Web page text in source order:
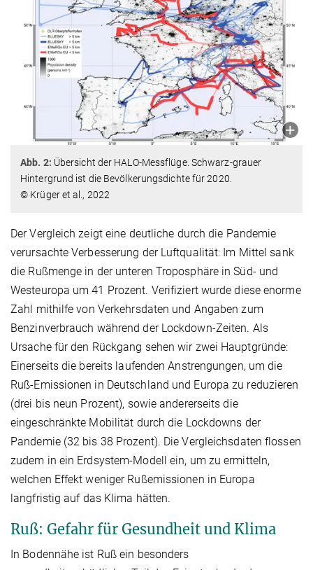
Abb. 2: Übersicht der HALO-Messflüge. Schwarz-grauer
Hintergrund ist die Bevölkerungsdichte für 2020.
© Krüger et al., 2022
Der Vergleich zeigt eine deutliche durch die Pandemie
verursachte Verbesserung der Luftqualität: Im Mittel sank
die Rußmenge in der unteren Troposphäre in Süd- und
Westeuropa um 41 Prozent. Verifiziert wurde diese enorme
Zahl mithilfe von Verkehrsdaten und Angaben zum
Benzinverbrauch während der Lockdown-Zeiten. Als
Ursache für den Rückgang sehen wir zwei Hauptgründe:
Einerseits die bereits laufenden Anstrengungen, um die
Ruß-Emissionen in Deutschland und Europa zu reduzieren
(drei bis neun Prozent), sowie andererseits die
eingeschränkte Mobilität durch die Lockdowns der
Pandemie (32 bis 38 Prozent). Die Vergleichsdaten flossen
zudem in ein Erdsystem-Modell ein, um zu ermitteln,
welchen Effekt weniger Rußemissionen in Europa
langfristig auf das Klima hätten.
Ruß: Gefahr für Gesundheit und Klima
In Bodennähe ist Ruß ein besonders